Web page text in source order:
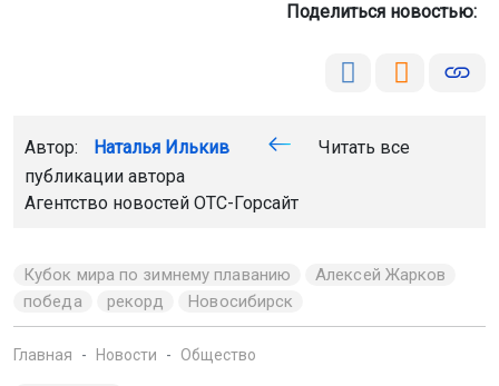
Поделиться новостью:
Автор: Наталья Илькив
Читать все
публикации автора
Агентство новостей ОТС-Горсайт
Кубок мира по зимнему плаванию
Алексей Жарков
победа
рекорд Новосибирск
Главная Новости Общество